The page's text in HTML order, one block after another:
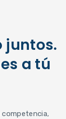
juntos.
a tú